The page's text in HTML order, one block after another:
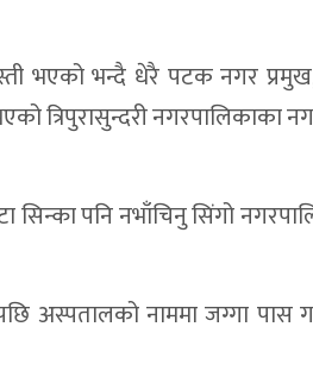
भएको भन्दै धेरै पटक नगर
त्रिपुरासुन्दरी नगरपालिकाका
सिन्का पनि नभाँचिनु सिंगो
अस्पतालको नाममा जग्गा पास